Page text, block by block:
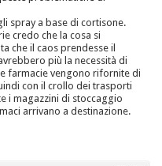
spray a base di cortisone.
credo che la cosa si
che il caos prendesse il
più la necessità di
farmacie vengono rifornite di
con il crollo dei trasporti
i magazzini di stoccaggio
arrivano a destinazione.